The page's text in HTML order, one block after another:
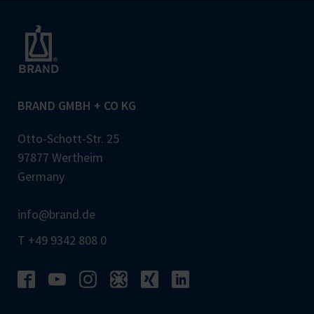
BRAND GMBH + CO KG
Otto-Schott-Str. 25
97877 Wertheim
Germany
info@brand.de
T +49 9342 808 0